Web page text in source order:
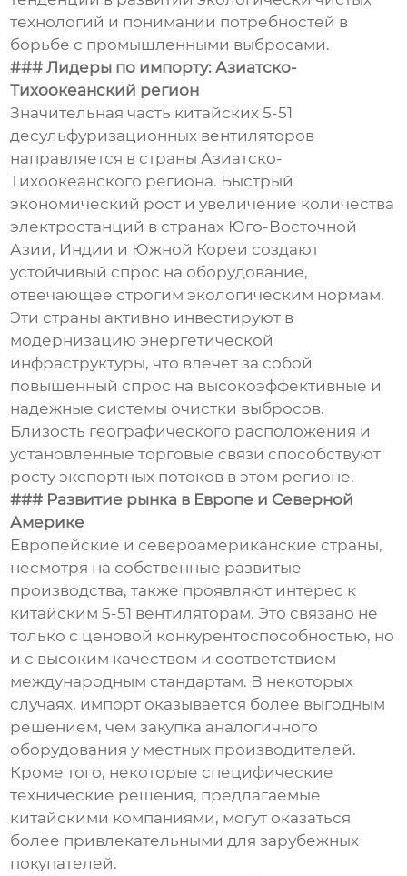
технологий и понимании потребностей в
борьбе с промышленными выбросами.
### Лидеры по импорту: Азиатско-
Тихоокеанский регион
Значительная часть китайских 5-51
десульфуризационных вентиляторов
направляется в страны Азиатско-
Тихоокеанского региона. Быстрый
экономический рост и увеличение количества
электростанций в странах Юго-Восточной
Азии, Индии и Южной Кореи создают
устойчивый спрос на оборудование,
отвечающее строгим экологическим нормам.
Эти страны активно инвестируют в
модернизацию энергетической
инфраструктуры, что влечет за собой
повышенный спрос на высокоэффективные и
надежные системы очистки выбросов.
Близость географического расположения и
установленные торговые связи способствуют
росту экспортных потоков в этом регионе.
### Развитие рынка в Европе и Северной
Америке
Европейские и североамериканские страны,
несмотря на собственные развитые
производства, также проявляют интерес к
китайским 5-51 вентиляторам. Это связано не
только с ценовой конкурентоспособностью, но
и с высоким качеством и соответствием
международным стандартам. В некоторых
случаях, импорт оказывается более выгодным
решением, чем закупка аналогичного
оборудования у местных производителей.
Кроме того, некоторые специфические
технические решения, предлагаемые
китайскими компаниями, могут оказаться
более привлекательными для зарубежных
покупателей.